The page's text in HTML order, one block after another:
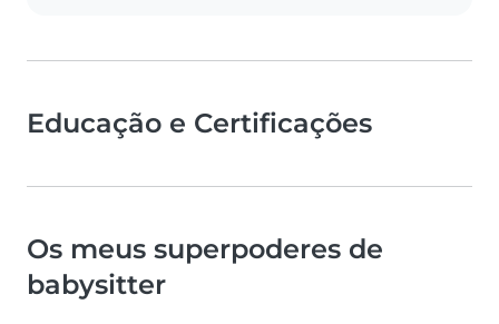
Educação e Certificações
Os meus superpoderes de
babysitter